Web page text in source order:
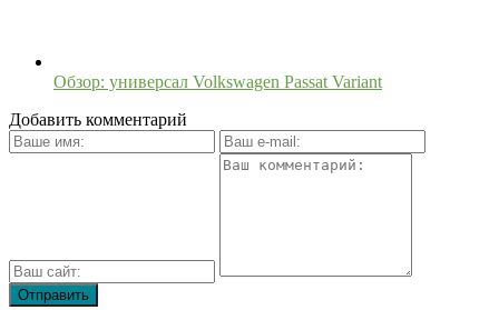
Обзор: универсал Volkswagen Passat Variant
Добавить комментарий